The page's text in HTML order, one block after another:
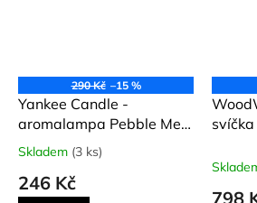
290 Kč –15 %
Yankee Candle -
aromalampa Pebble Melt
GREY LILAC
Průměrné
hodnocení
produktu
Skladem (3 ks)
246 Kč
svíčka
798